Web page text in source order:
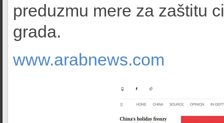
preduzmu mere za zaštitu
grada.
www.arabnews.com